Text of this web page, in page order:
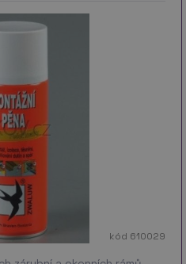
kód 610029